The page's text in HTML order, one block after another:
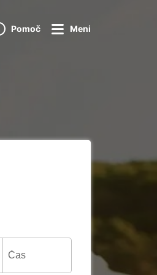
Pomoč Meni